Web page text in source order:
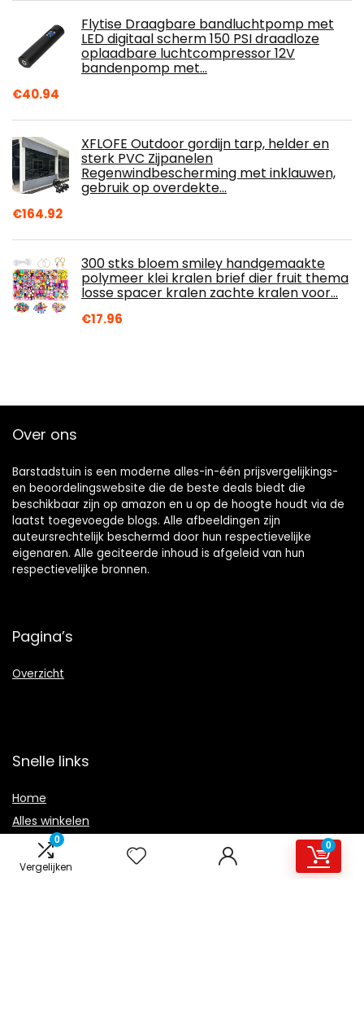
0
Vergelijken
0
Flytise Draagbare bandluchtpomp met
LED digitaal scherm 150 PSI draadloze
oplaadbare luchtcompressor 12V
bandenpomp met…
€40.94
XFLOFE Outdoor gordijn tarp, helder en
sterk PVC Zijpanelen
Regenwindbescherming met inklauwen,
gebruik op overdekte…
€164.92
300 stks bloem smiley handgemaakte
polymeer klei kralen brief dier fruit thema
losse spacer kralen zachte kralen voor…
€17.96
Over ons
Barstadstuin is een moderne alles-in-één prijsvergelijkings-
en beoordelingswebsite die de beste deals biedt die
beschikbaar zijn op amazon en u op de hoogte houdt via de
laatst toegevoegde blogs. Alle afbeeldingen zijn
auteursrechtelijk beschermd door hun respectievelijke
eigenaren. Alle geciteerde inhoud is afgeleid van hun
respectievelijke bronnen.
Pagina’s
Overzicht
Snelle links
Home
Alles winkelen
Blogs
Onze webshops